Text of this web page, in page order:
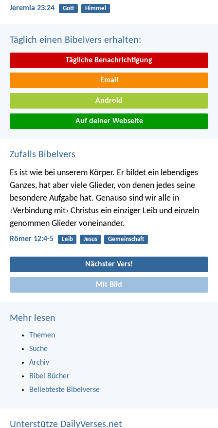
Jeremia 23:24 Gott Himmel
Täglich einen Bibelvers erhalten:
Tägliche Benachrichtigung
Email
Android
Auf deiner Webseite
Zufalls Bibelvers
Es ist wie bei unserem Körper. Er bildet ein lebendiges
Ganzes, hat aber viele Glieder, von denen jedes seine
besondere Aufgabe hat. Genauso sind wir alle in
‹Verbindung mit› Christus ein einziger Leib und einzeln
genommen Glieder voneinander.
Römer 12:4-5 Leib Jesus Gemeinschaft
Nächster Vers!
Mit Bild
Mehr lesen
Themen
Suche
Archiv
Bibel Bücher
Beliebteste Bibelverse
Unterstütze DailyVerses.net